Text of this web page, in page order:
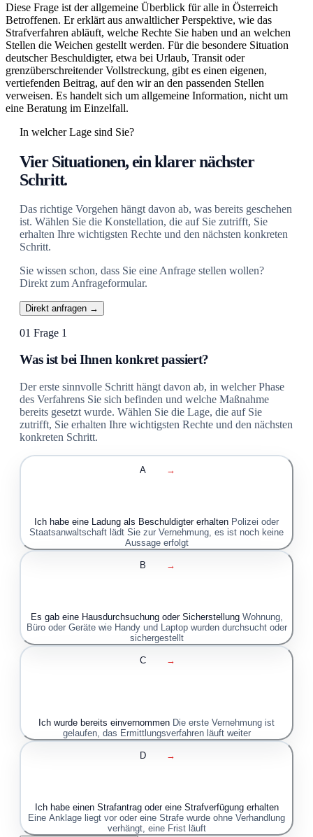
Diese Frage ist der allgemeine Überblick für alle in Österreich
Betroffenen. Er erklärt aus anwaltlicher Perspektive, wie das
Strafverfahren abläuft, welche Rechte Sie haben und an welchen
Stellen die Weichen gestellt werden. Für die besondere Situation
deutscher Beschuldigter, etwa bei Urlaub, Transit oder
grenzüberschreitender Vollstreckung, gibt es einen eigenen,
vertiefenden Beitrag, auf den wir an den passenden Stellen
verweisen. Es handelt sich um allgemeine Information, nicht um
eine Beratung im Einzelfall.
In welcher Lage sind Sie?
Vier Situationen, ein klarer nächster
Schritt.
Das richtige Vorgehen hängt davon ab, was bereits geschehen
ist. Wählen Sie die Konstellation, die auf Sie zutrifft, Sie
erhalten Ihre wichtigsten Rechte und den nächsten konkreten
Schritt.
Sie wissen schon, dass Sie eine Anfrage stellen wollen?
Direkt zum Anfrageformular.
Direkt anfragen →
01 Frage 1
Was ist bei Ihnen konkret passiert?
Der erste sinnvolle Schritt hängt davon ab, in welcher Phase
des Verfahrens Sie sich befinden und welche Maßnahme
bereits gesetzt wurde. Wählen Sie die Lage, die auf Sie
zutrifft, Sie erhalten Ihre wichtigsten Rechte und den nächsten
konkreten Schritt.
A →
Ich habe eine Ladung als Beschuldigter erhalten Polizei oder
Staatsanwaltschaft lädt Sie zur Vernehmung, es ist noch keine
Aussage erfolgt
B →
Es gab eine Hausdurchsuchung oder Sicherstellung Wohnung,
Büro oder Geräte wie Handy und Laptop wurden durchsucht oder
sichergestellt
C →
Ich wurde bereits einvernommen Die erste Vernehmung ist
gelaufen, das Ermittlungsverfahren läuft weiter
D →
Ich habe einen Strafantrag oder eine Strafverfügung erhalten
Eine Anklage liegt vor oder eine Strafe wurde ohne Verhandlung
verhängt, eine Frist läuft